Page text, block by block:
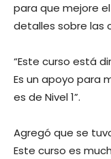
para que mejore
detalles sobre las
“Este curso está
Es un apoyo para
es de Nivel 1”.
Agregó que se
Este curso es